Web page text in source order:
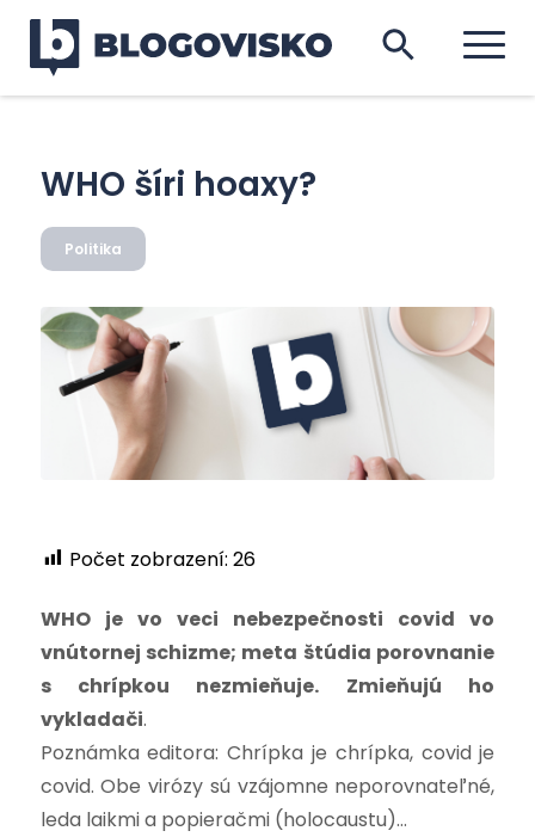
WHO šíri hoaxy?
Politika
Počet zobrazení: 26
WHO je vo veci nebezpečnosti covid vo
vnútornej schizme; meta štúdia porovnanie
s chrípkou nezmieňuje. Zmieňujú ho
vykladači.
Poznámka editora: Chrípka je chrípka, covid je
covid. Obe virózy sú vzájomne neporovnateľné,
leda laikmi a popieračmi (holocaustu)…